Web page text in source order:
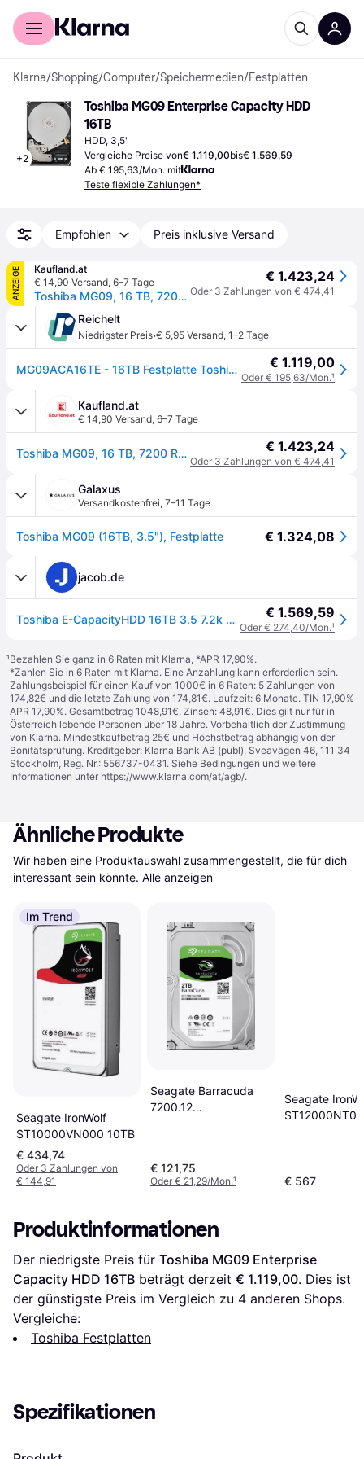
Für Shopper
Klarna/Shopping/Computer/Speichermedien/Festplatten
+2
Toshiba MG09 Enterprise Capacity HDD
16TB
HDD, 3,5"
Vergleiche Preise von€ 1.119,00bis€ 1.569,59
Ab € 195,63/Mon. mit
Teste flexible Zahlungen*
Empfohlen Preis inklusive Versand
ANZEIGE
Kaufland.at
€ 14,90 Versand, 6–7 Tage
Toshiba MG09, 16 TB, 7200 RPM, 3.5", Serial ATA III
€ 1.423,24
Oder 3 Zahlungen von € 474,41
Reichelt
Niedrigster Preis·€ 5,95 Versand, 1–2 Tage
MG09ACA16TE - 16TB Festplatte Toshiba MG Series - Enterprise € 1.119,00
Oder € 195,63/Mon.¹
Kaufland.at
€ 14,90 Versand, 6–7 Tage
Toshiba MG09, 16 TB, 7200 RPM, 3.5", Serial ATA III € 1.423,24
Oder 3 Zahlungen von € 474,41
Galaxus
Versandkostenfrei, 7–11 Tage
Toshiba MG09 (16TB, 3.5"), Festplatte € 1.324,08
jacob.de
Toshiba E-CapacityHDD 16TB 3.5 7.2k SATA 6G 512e - Festplatte - Serial ATA (MG09ACA16TE) € 1.569,59
Oder € 274,40/Mon.¹
¹Bezahlen Sie ganz in 6 Raten mit Klarna, *APR 17,90%.
*Zahlen Sie in 6 Raten mit Klarna. Eine Anzahlung kann erforderlich sein.
Zahlungsbeispiel für einen Kauf von 1000€ in 6 Raten: 5 Zahlungen von
174,82€ und die letzte Zahlung von 174,81€. Laufzeit: 6 Monate. TIN 17,90%
APR 17,90%. Gesamtbetrag 1048,91€. Zinsen: 48,91€. Dies gilt nur für in
Österreich lebende Personen über 18 Jahre. Vorbehaltlich der Zustimmung
von Klarna. Mindestkaufbetrag 25€ und Höchstbetrag abhängig von der
Bonitätsprüfung. Kreditgeber: Klarna Bank AB (publ), Sveavägen 46, 111 34
Stockholm, Reg. Nr.: 556737-0431. Siehe Bedingungen und weitere
Informationen unter https://www.klarna.com/at/agb/.
Ähnliche Produkte
Wir haben eine Produktauswahl zusammengestellt, die für dich
interessant sein könnte. Alle anzeigen
Im Trend
Seagate IronWolf
ST10000VN000 10TB
€ 434,74
Oder 3 Zahlungen von
€ 144,91
Seagate Barracuda
7200.12
€ 121,75
Oder € 21,29/Mon.¹
Seagate
€ 567
Produktinformationen
Der niedrigste Preis für Toshiba MG09 Enterprise
Capacity HDD 16TB beträgt derzeit € 1.119,00. Dies ist
der günstigste Preis im Vergleich zu 4 anderen Shops.
Vergleiche:
Toshiba Festplatten
Spezifikationen